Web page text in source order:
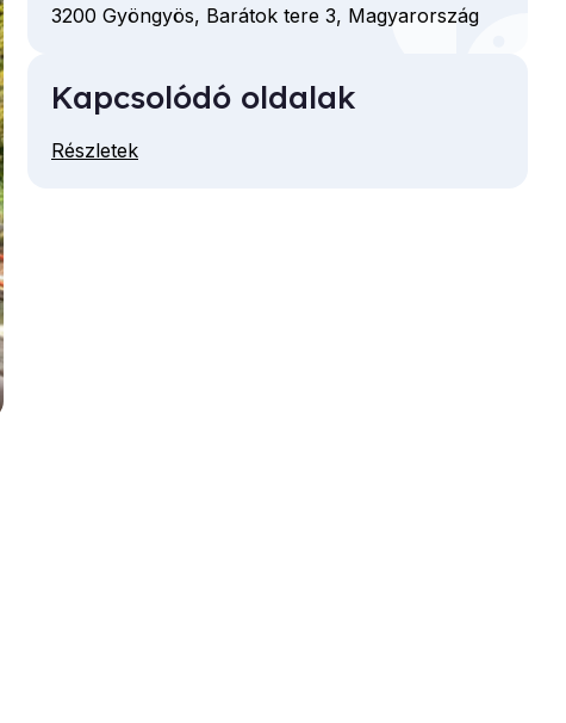
3200 Gyöngyös, Barátok tere 3, Magyarország
Kapcsolódó oldalak
Részletek